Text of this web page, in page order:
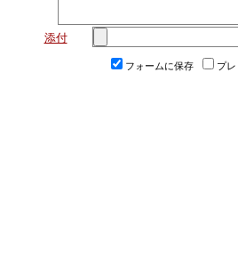
添付
フォームに保存 プ